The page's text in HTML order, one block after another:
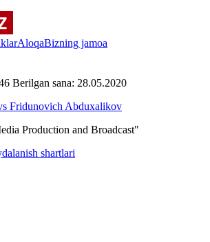
AloqaBizning jamoa
Berilgan sana: 28.05.2020
Fridunovich Abduxalikov
Production and Broadcast"
shartlari